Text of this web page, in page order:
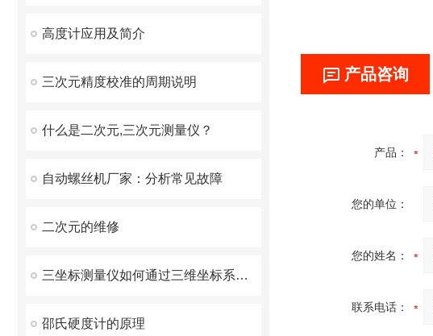
高度计应用及简介
三次元精度校准的周期说明
什么是二次元,三次元测量仪？
自动螺丝机厂家：分析常见故障
二次元的维修
三坐标测量仪如何通过三维坐标系实现精密测量
邵氏硬度计的原理
产品咨询
产品：
您的单位：
您的姓名：
联系电话：